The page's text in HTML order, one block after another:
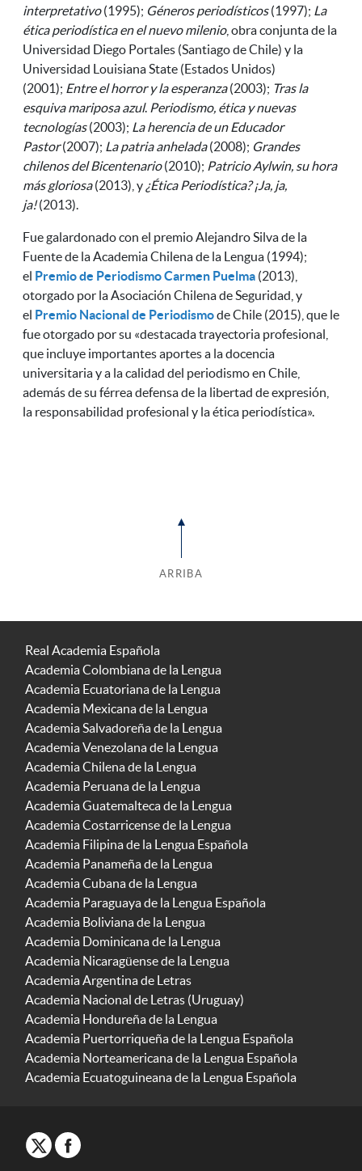
interpretativo(1995); Géneros periodísticos(1997); La
ética periodística en el nuevo milenio, obra conjunta de la
Universidad Diego Portales (Santiago de Chile) y la
Universidad Louisiana State (Estados Unidos)
(2001); Entre el horror y la esperanza(2003); Tras la
esquiva mariposa azul. Periodismo, ética y nuevas
tecnologías(2003); La herencia de un Educador
Pastor(2007); La patria anhelada(2008); Grandes
chilenos del Bicentenario(2010); Patricio Aylwin, su hora
más gloriosa(2013), y ¿Ética Periodística? ¡Ja, ja,
ja!(2013).
Fue galardonado con el premio Alejandro Silva de la
Fuente de la Academia Chilena de la Lengua (1994);
el Premio de Periodismo Carmen Puelma (2013),
otorgado por la Asociación Chilena de Seguridad, y
el Premio Nacional de Periodismode Chile (2015), que le
fue otorgado por su «destacada trayectoria profesional,
que incluye importantes aportes a la docencia
universitaria y a la calidad del periodismo en Chile,
además de su férrea defensa de la libertad de expresión,
la responsabilidad profesional y la ética periodística».
ARRIBA
Real Academia Española
Academia Colombiana de la Lengua
Academia Ecuatoriana de la Lengua
Academia Mexicana de la Lengua
Academia Salvadoreña de la Lengua
Academia Venezolana de la Lengua
Academia Chilena de la Lengua
Academia Peruana de la Lengua
Academia Guatemalteca de la Lengua
Academia Costarricense de la Lengua
Academia Filipina de la Lengua Española
Academia Panameña de la Lengua
Academia Cubana de la Lengua
Academia Paraguaya de la Lengua Española
Academia Boliviana de la Lengua
Academia Dominicana de la Lengua
Academia Nicaragüense de la Lengua
Academia Argentina de Letras
Academia Nacional de Letras (Uruguay)
Academia Hondureña de la Lengua
Academia Puertorriqueña de la Lengua Española
Academia Norteamericana de la Lengua Española
Academia Ecuatoguineana de la Lengua Española